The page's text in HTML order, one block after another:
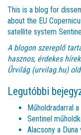
This is a blog for
about the EU
satellite system
A blogon szereplő
hasznos, érdekes
Űrvilág (urvilag.hu)
Legutóbbi
Műholdradarral
Sentinel
Alacsony a Duna